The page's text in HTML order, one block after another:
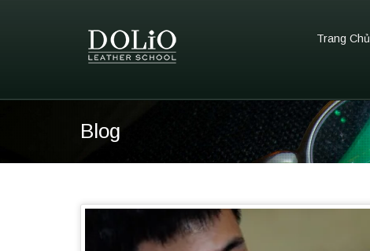
Trang Chủ
Blog